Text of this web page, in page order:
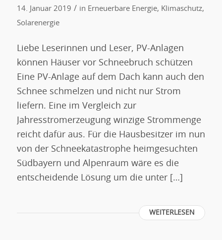
14. Januar 2019 / in Erneuerbare Energie, Klimaschutz,
Solarenergie
Liebe Leserinnen und Leser, PV-Anlagen
können Häuser vor Schneebruch schützen
Eine PV-Anlage auf dem Dach kann auch den
Schnee schmelzen und nicht nur Strom
liefern. Eine im Vergleich zur
Jahresstromerzeugung winzige Strommenge
reicht dafür aus. Für die Hausbesitzer im nun
von der Schneekatastrophe heimgesuchten
Südbayern und Alpenraum wäre es die
entscheidende Lösung um die unter […]
WEITERLESEN